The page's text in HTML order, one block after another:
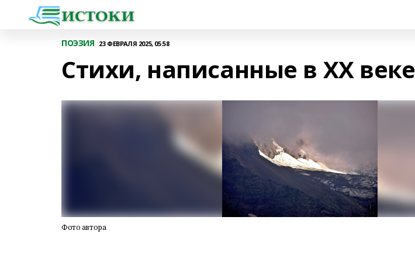
ПОЭЗИЯ 23 ФЕВРАЛЯ 2025, 05:58
Стихи, написанные в ХХ веке
Фото автора